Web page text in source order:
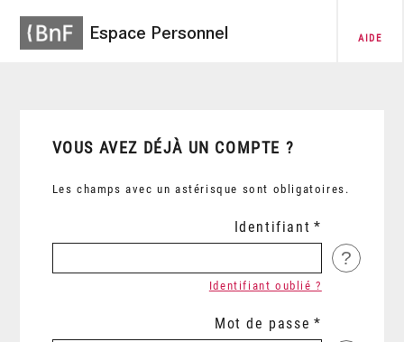
Espace Personnel AIDE
VOUS AVEZ DÉJÀ UN COMPTE ?
Les champs avec un astérisque sont obligatoires.
Identifiant
?
Identifiant oublié ?
Mot de passe